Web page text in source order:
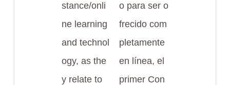
stance/onli
ne learning
and technol
ogy, as the
y relate to
o para ser o
frecido com
pletamente
en línea, el
primer Con